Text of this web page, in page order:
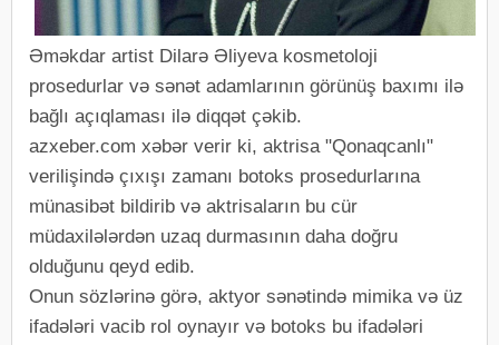
Əməkdar artist Dilarə Əliyeva kosmetoloji
prosedurlar və sənət adamlarının görünüş baxımı ilə
bağlı açıqlaması ilə diqqət çəkib.
azxeber.com xəbər verir ki, aktrisa "Qonaqcanlı"
verilişində çıxışı zamanı botoks prosedurlarına
münasibət bildirib və aktrisaların bu cür
müdaxilələrdən uzaq durmasının daha doğru
olduğunu qeyd edib.
Onun sözlərinə görə, aktyor sənətində mimika və üz
ifadələri vacib rol oynayır və botoks bu ifadələri